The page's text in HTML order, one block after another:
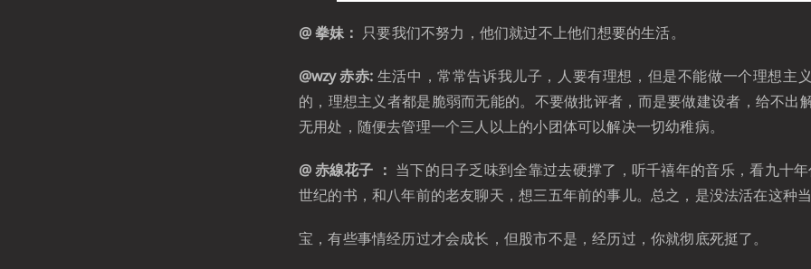
@ 拳妹： 只要我们不努力，他们就过不上他们想要的生活。 ​​​
@wzy 赤赤: 生活中，常常告诉我儿子，人要有理想，但是不能做一个理想主
的，理想主义者都是脆弱而无能的。不要做批评者，而是要做建设者，给不出
无用处，随便去管理一个三人以上的小团体可以解决一切幼稚病。
@ 赤線花子 ： 当下的日子乏味到全靠过去硬撑了，听千禧年的音乐，看九十
世纪的书，和八年前的老友聊天，想三五年前的事儿。总之，是没法活在这种当
宝，有些事情经历过才会成长，但股市不是，经历过，你就彻底死挺了。